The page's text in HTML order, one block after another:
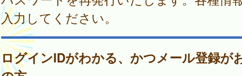
入力してください。
ログインIDがわかる、かつメール登録が